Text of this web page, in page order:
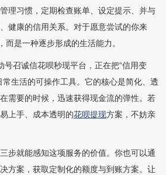
理习惯，定期检查账单、设定提示、并与
健康的信用关系。对于愿意尝试的你来
而是一种逐步形成的生活能力。
号召诚信花呗秒现平台，正在把“信用变
常生活的可操作工具。它的核心是简化、透
需要的时候，迅速获得现金流的弹性。若
上手、成本透明的花呗提现方案，不妨亲
步就能感知这项服务的价值。你也可以通
方案，获取定制化的额度与到账方案。让